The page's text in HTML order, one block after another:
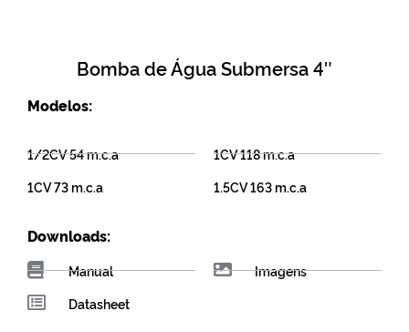
Bomba de Água Submersa 4″
Modelos:
1/2CV 54 m.c.a
1CV 73 m.c.a
1CV 118 m.c.a
1.5CV 163 m.c.a
Downloads:
Manual
Datasheet
Imagens